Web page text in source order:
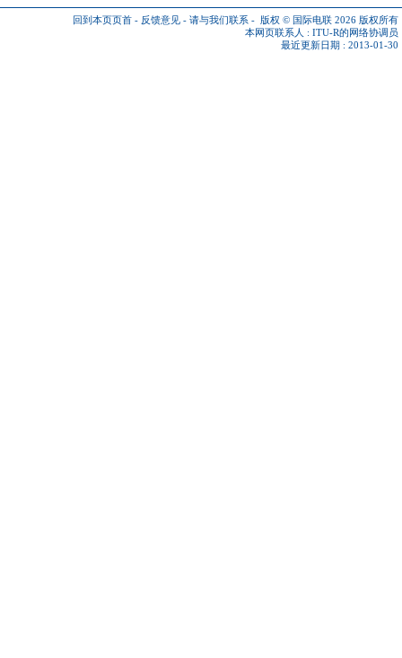
回到本页页首 - 反馈意见 - 请与我们联系 - 版权 © 国际电联 2026 版权所有
本网页联系人 : ITU-R的网络协调员
最近更新日期 : 2013-01-30